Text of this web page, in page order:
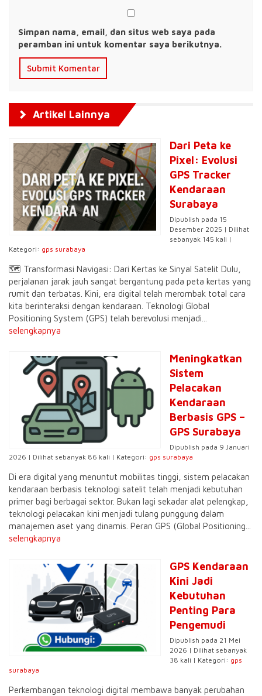
Simpan nama, email, dan situs web saya pada
peramban ini untuk komentar saya berikutnya.
Artikel Lainnya
Dari Peta ke
Pixel: Evolusi
GPS Tracker
Kendaraan
Surabaya
Dipublish pada 15
Desember 2025 | Dilihat
sebanyak 145 kali |
Kategori: gps surabaya
🗺️ Transformasi Navigasi: Dari Kertas ke Sinyal Satelit Dulu,
perjalanan jarak jauh sangat bergantung pada peta kertas yang
rumit dan terbatas. Kini, era digital telah merombak total cara
kita berinteraksi dengan kendaraan. Teknologi Global
Positioning System (GPS) telah berevolusi menjadi...
selengkapnya
Meningkatkan
Sistem
Pelacakan
Kendaraan
Berbasis GPS –
GPS Surabaya
Dipublish pada 9 Januari
2026 | Dilihat sebanyak 86 kali | Kategori: gps surabaya
Di era digital yang menuntut mobilitas tinggi, sistem pelacakan
kendaraan berbasis teknologi satelit telah menjadi kebutuhan
primer bagi berbagai sektor. Bukan lagi sekadar alat pelengkap,
teknologi pelacakan kini menjadi tulang punggung dalam
manajemen aset yang dinamis. Peran GPS (Global Positioning...
selengkapnya
GPS Kendaraan
Kini Jadi
Kebutuhan
Penting Para
Pengemudi
Dipublish pada 21 Mei
2026 | Dilihat sebanyak
38 kali | Kategori: gps
surabaya
Perkembangan teknologi digital membawa banyak perubahan